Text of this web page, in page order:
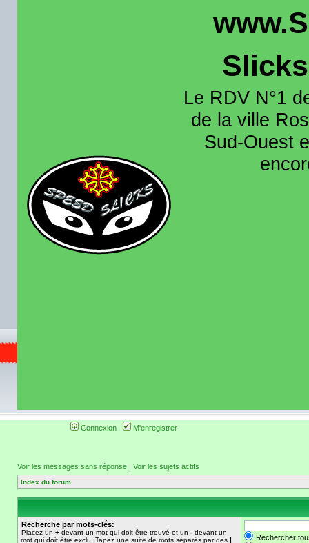
Le RDV N°1
de la ville
Sud-Ouest
Connexion M'enregistrer
Voir les messages sans réponse | Voir les sujets actifs
Index du forum
Recherche par mots-clés:
Placez un + devant un mot qui doit être trouvé et un - devant un
mot qui doit être exclu. Tapez une suite de mots séparés par des |
Rechercher